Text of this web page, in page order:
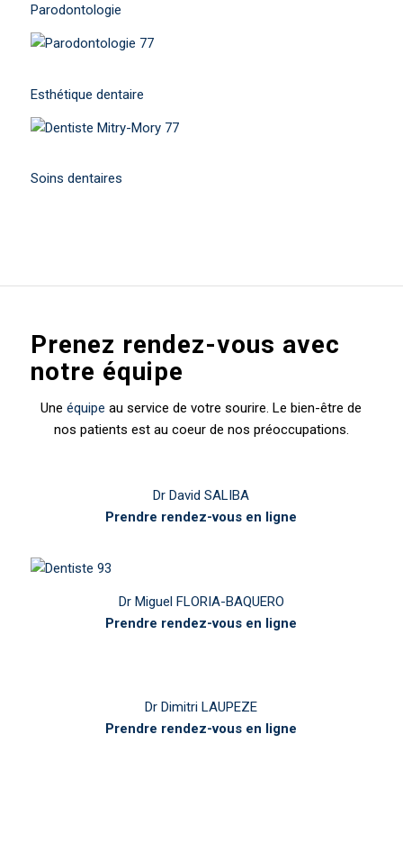
Parodontologie
Esthétique dentaire
Soins dentaires
Prenez rendez-vous avec
notre équipe
Uneéquipe au service de votre sourire. Le bien-être de
nos patients est au coeur de nos préoccupations.
Dr David SALIBA
Prendre rendez-vous en ligne
Dr Miguel FLORIA-BAQUERO
Prendre rendez-vous en ligne
Dr Dimitri LAUPEZE
Prendre rendez-vous en ligne